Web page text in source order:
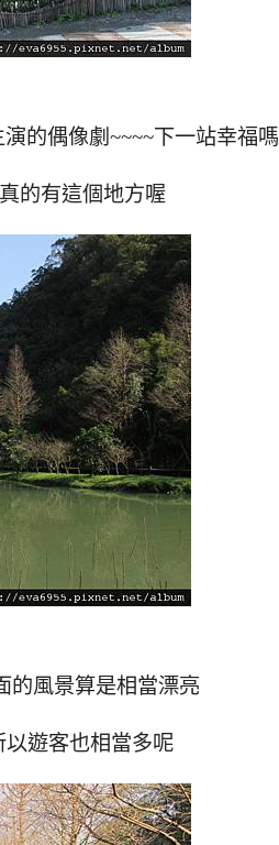
的偶像劇~~~~下一站幸福嗎
的有這個地方喔
的風景算是相當漂亮
遊客也相當多呢